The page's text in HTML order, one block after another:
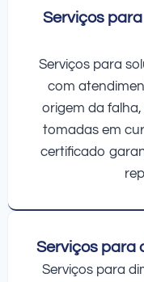
Serviços
Serviços para
com
origem da
tomadas em
certificado
Serviços para
Serviços para